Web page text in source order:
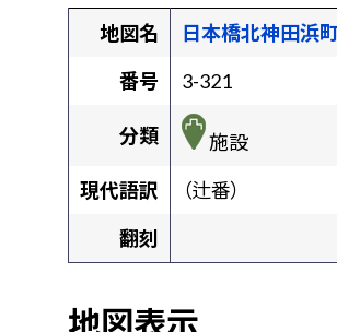
地図名
日本橋北神田浜
番号
3-321
分類
施設
現代語訳
（辻番）
翻刻
地図表示